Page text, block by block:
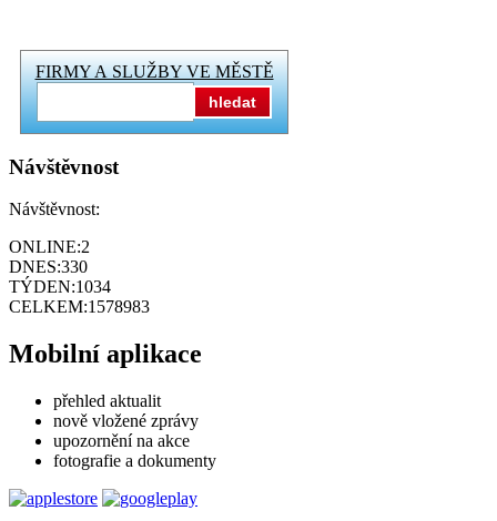
FIRMY A SLUŽBY VE MĚSTĚ
hledat
Návštěvnost
Návštěvnost:
ONLINE:2
DNES:330
TÝDEN:1034
CELKEM:1578983
Mobilní aplikace
přehled aktualit
nově vložené zprávy
upozornění na akce
fotografie a dokumenty